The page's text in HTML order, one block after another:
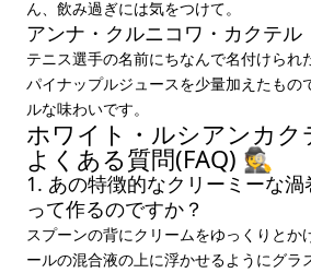
ん、飲み過ぎには気をつけて。
アンナ・クルニコワ・カクテル
テニス選手の名前にちなんで名付けられ
パイナップルジュースを少量加えたもの
ルな味わいです。
ホワイト・ルシアンカク
よくある質問(FAQ) 🕵️
1. あの特徴的なクリーミーな
って作るのですか？
スプーンの背にクリームをゆっくりとか
ールの混合液の上に浮かせるようにグラ